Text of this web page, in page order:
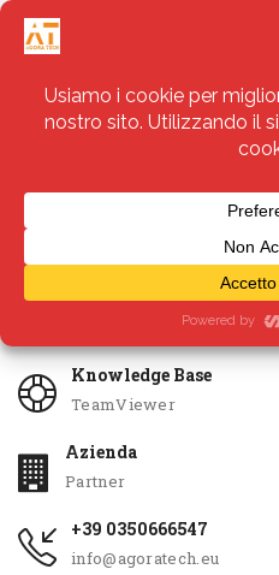
Servizi
Knowledge Base
TeamViewer
Azienda
Partner
+39 0350666547
info@agoratech.eu